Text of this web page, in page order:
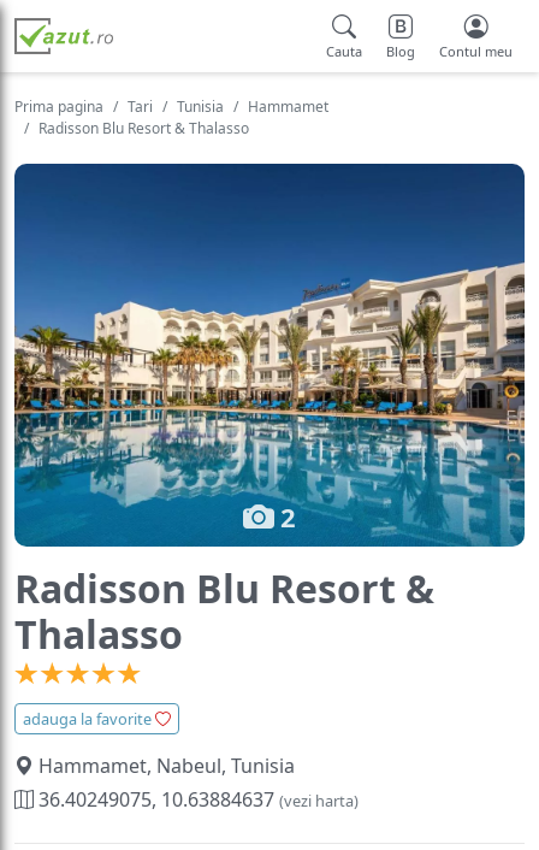
Cauta Blog Contul meu
Prima pagina Tari Tunisia
Hammamet
Radisson Blu Resort & Thalasso
2
Radisson Blu Resort &
Thalasso
adauga la favorite
Hammamet, Nabeul, Tunisia
36.40249075, 10.63884637 (vezi harta)